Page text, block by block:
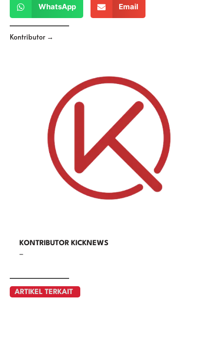
WhatsApp Email
Kontributor →
KONTRIBUTOR KICKNEWS
–
ARTIKEL TERKAIT